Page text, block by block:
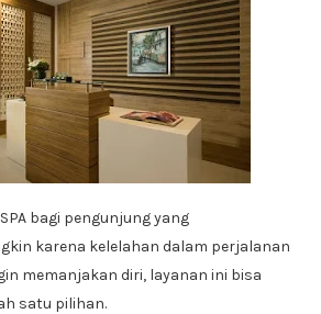
bagi pengunjung yang
karena kelelahan dalam perjalanan
memanjakan diri, layanan ini bisa
satu pilihan.